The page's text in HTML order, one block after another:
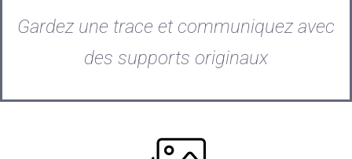
Gardez une trace et communiquez avec
des supports originaux